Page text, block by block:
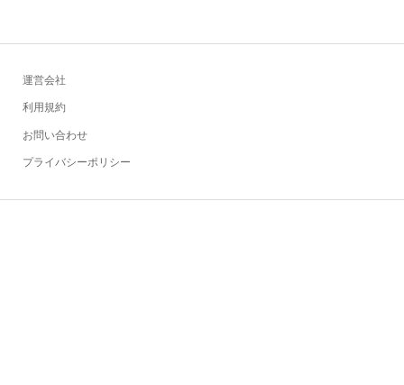
運営会社
利用規約
お問い合わせ
プライバシーポリシー